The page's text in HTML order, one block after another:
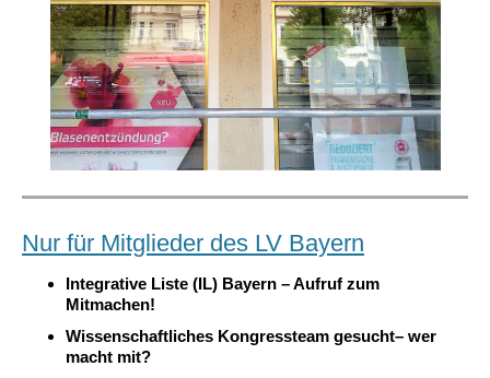
Nur für Mitglieder des LV Bayern
Integrative Liste (IL) Bayern – Aufruf zum
Mitmachen!
Wissenschaftliches Kongressteam gesucht– wer
macht mit?